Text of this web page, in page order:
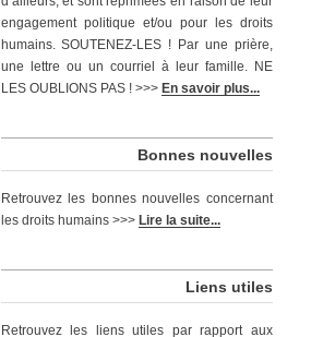
engagement politique et/ou pour les droits
humains. SOUTENEZ-LES ! Par une prière,
une lettre ou un courriel à leur famille. NE
LES OUBLIONS PAS ! >>> En savoir plus...
Bonnes nouvelles
Retrouvez les bonnes nouvelles concernant
les droits humains >>> Lire la suite...
Liens utiles
Retrouvez les liens utiles par rapport aux